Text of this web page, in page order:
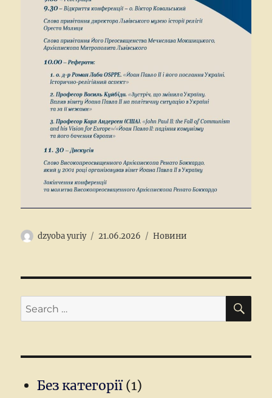
Author
dzyoba yuriy
Posted
21.06.2026 Categories
Новини
Search
for:
Без категорії(1)